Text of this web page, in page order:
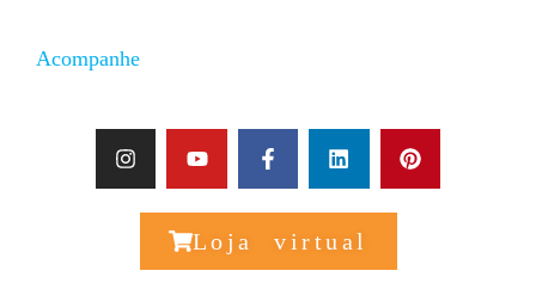
Acompanhe
Loja virtual